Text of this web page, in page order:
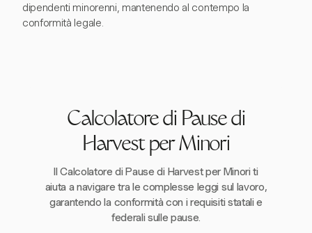
dipendenti minorenni, mantenendo al contempo la
conformità legale.
Calcolatore di Pause di
Harvest per Minori
Il Calcolatore di Pause di Harvest per Minori ti
aiuta a navigare tra le complesse leggi sul lavoro,
garantendo la conformità con i requisiti statali e
federali sulle pause.